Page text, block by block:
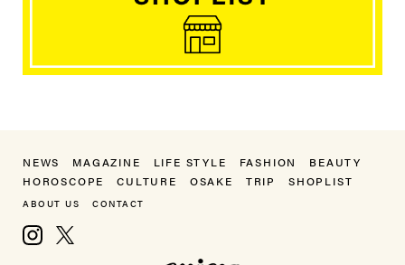
NEWS MAGAZINE LIFE STYLE FASHION
BEAUTY
HOROSCOPE
CULTURE OSAKE TRIP SHOPLIST
ABOUT US CONTACT
Instagram